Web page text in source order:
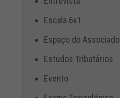
Escala 6x1
Espaço do Associado
Estudos Tributários
Evento